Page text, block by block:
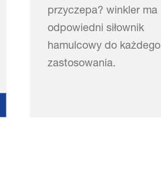
przyczepa? winkler ma
odpowiedni siłownik
hamulcowy do każdego
zastosowania.